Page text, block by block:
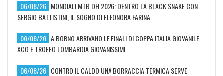
06/08/26 MONDIALI MTB DH 2026: DENTRO LA BLACK SNAKE CON
SERGIO BATTISTINI, IL SOGNO DI ELEONORA FARINA
06/08/26 A BORNO ARRIVANO LE FINALI DI COPPA ITALIA GIOVANILE
XCO E TROFEO LOMBARDIA GIOVANISSIMI
06/08/26 CONTRO IL CALDO UNA BORRACCIA TERMICA SERVE